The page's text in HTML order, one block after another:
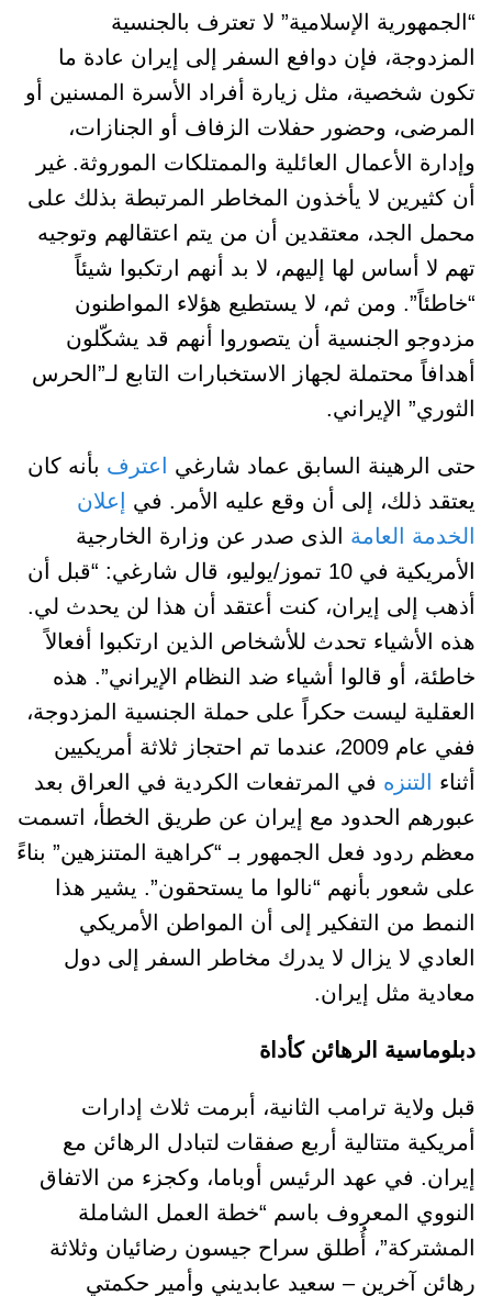
“الجمهورية الإسلامية” لا تعترف بالجنسية
المزدوجة، فإن دوافع السفر إلى إيران عادة ما
تكون شخصية، مثل زيارة أفراد الأسرة المسنين أو
المرضى، وحضور حفلات الزفاف أو الجنازات،
وإدارة الأعمال العائلية والممتلكات الموروثة. غير
أن كثيرين لا يأخذون المخاطر المرتبطة بذلك على
محمل الجد، معتقدين أن من يتم اعتقالهم وتوجيه
تهم لا أساس لها إليهم، لا بد أنهم ارتكبوا شيئاً
“خاطئاً”. ومن ثم، لا يستطيع هؤلاء المواطنون
مزدوجو الجنسية أن يتصوروا أنهم قد يشكّلون
أهدافاً محتملة لجهاز الاستخبارات التابع لـ”الحرس
الثوري” الإيراني.
حتى الرهينة السابق عماد شارغي اعترف بأنه كان
يعتقد ذلك، إلى أن وقع عليه الأمر. في إعلان
الخدمة العامة الذى صدر عن وزارة الخارجية
الأمريكية في 10 تموز/يوليو، قال شارغي: “قبل أن
أذهب إلى إيران، كنت أعتقد أن هذا لن يحدث لي.
هذه الأشياء تحدث للأشخاص الذين ارتكبوا أفعالاً
خاطئة، أو قالوا أشياء ضد النظام الإيراني”. هذه
العقلية ليست حكراً على حملة الجنسية المزدوجة،
ففي عام 2009، عندما تم احتجاز ثلاثة أمريكيين
أثناء التنزه في المرتفعات الكردية في العراق بعد
عبورهم الحدود مع إيران عن طريق الخطأ، اتسمت
معظم ردود فعل الجمهور بـ “كراهية المتنزهين” بناءً
على شعور بأنهم “نالوا ما يستحقون”. يشير هذا
النمط من التفكير إلى أن المواطن الأمريكي
العادي لا يزال لا يدرك مخاطر السفر إلى دول
معادية مثل إيران.
دبلوماسية الرهائن كأداة
قبل ولاية ترامب الثانية، أبرمت ثلاث إدارات
أمريكية متتالية أربع صفقات لتبادل الرهائن مع
إيران. في عهد الرئيس أوباما، وكجزء من الاتفاق
النووي المعروف باسم “خطة العمل الشاملة
المشتركة”، أُطلق سراح جيسون رضائيان وثلاثة
رهائن آخرين – سعيد عابديني وأمير حكمتي